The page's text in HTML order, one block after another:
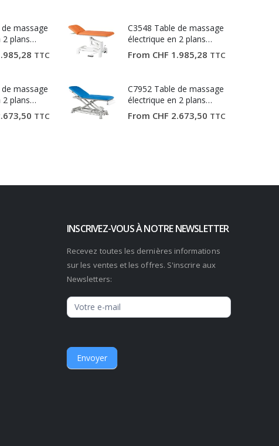
massage
plans
TTC
massage
plans
TTC
C3548 Table de massage
électrique en 2 plans
Ecopostural
From CHF 1.985,28 TTC
C7952 Table de massage
électrique en 2 plans
Ecopostural
From CHF 2.673,50 TTC
INSCRIVEZ-VOUS À NOTRE NEWSLETTER
Recevez toutes les dernières informations
sur les ventes et les offres. S'inscrire aux
Newsletters:
Newsletter
Envoyer